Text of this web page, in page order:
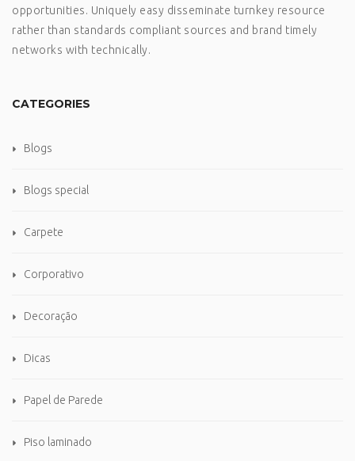
opportunities. Uniquely easy disseminate turnkey resource
rather than standards compliant sources and brand timely
networks with technically.
CATEGORIES
Blogs
Blogs special
Carpete
Corporativo
Decoração
Dicas
Papel de Parede
Piso laminado